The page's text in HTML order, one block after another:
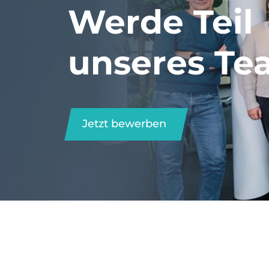
Werde Teil
unseres
Jetzt bewerben